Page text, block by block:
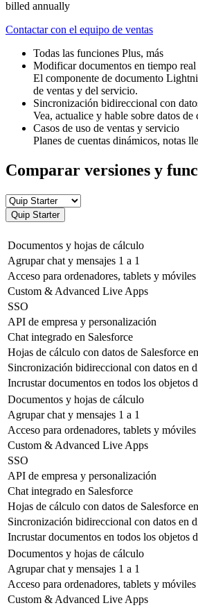
billed annually
Contactar con el equipo de ventas
Todas las funciones Plus, más
Modificar documentos en tiempo real
El componente de documento
de ventas y del servicio.
Sincronización bidireccional con
Vea, actualice y hable sobre datos
Casos de uso de ventas y servicio
Planes de cuentas dinámicos, notas
Comparar versiones y
Quip Starter
Documentos y hojas de cálculo
Agrupar chat y mensajes 1 a 1
Acceso para ordenadores, tablets y móviles
Custom & Advanced Live Apps
SSO
API de empresa y personalización
Chat integrado en Salesforce
Hojas de cálculo con datos de Salesforce
Sincronización bidireccional con datos en
Incrustar documentos en todos los objetos
Documentos y hojas de cálculo
Agrupar chat y mensajes 1 a 1
Acceso para ordenadores, tablets y móviles
Custom & Advanced Live Apps
SSO
API de empresa y personalización
Chat integrado en Salesforce
Hojas de cálculo con datos de Salesforce
Sincronización bidireccional con datos en
Incrustar documentos en todos los objetos
Documentos y hojas de cálculo
Agrupar chat y mensajes 1 a 1
Acceso para ordenadores, tablets y móviles
Custom & Advanced Live Apps